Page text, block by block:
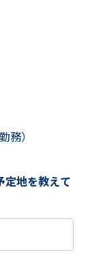
務）
定地を教えて